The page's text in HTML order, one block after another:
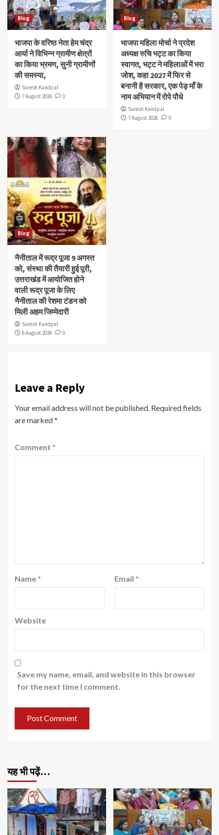
Blog
भाजपा के वरिष्ठ नेता हेम चंद्र
आर्या ने विभिन्न ग्रामीण क्षेत्रों
का किया भ्रमण, सुनी ग्रामीणों
की समस्या,
Suresh Kandpal
7 August 2026
0
Blog
भाजपा महिला मोर्चा ने प्रदेश
अध्यक्ष रुचि भट्ट का किया
स्वागत, भट्ट ने महिलाओं में भरा
जोश, कहा 2027 में फिर से
बनानी है सरकार, एक पेड़ माँ के
नाम अभियान में रोपे पौधे
Suresh Kandpal
7 August 2026
0
Blog
नैनीताल में रूद्र पूजा 9 अगस्त
को, संस्था की तैयारी हुई पूरी,
उत्तराखंड में आयोजित होने
वाली रूद्र पूजा के लिए
नैनीताल की रेशमा टंडन को
मिली अहम जिम्मेदारी
Suresh Kandpal
6 August 2026
0
Leave a Reply
Your email address will not be published. Required fields
are marked*
Comment *
Name * Email *
Website
Save my name, email, and website in this browser
for the next time I comment.
यह भी पढ़ें…